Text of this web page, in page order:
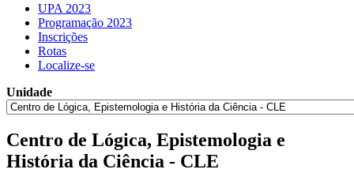
UPA 2023
Programação 2023
Inscrições
Rotas
Localize-se
Unidade
Centro de Lógica, Epistemologia e
História da Ciência - CLE